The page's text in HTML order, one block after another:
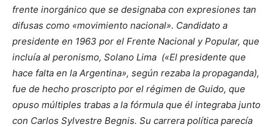
frente inorgánico que se designaba con expresiones tan
difusas como «movimiento nacional». Candidato a
presidente en 1963 por el Frente Nacional y Popular, que
incluía al peronismo, Solano Lima («El presidente que
hace falta en la Argentina», según rezaba la propaganda),
fue de hecho proscripto por el régimen de Guido, que
opuso múltiples trabas a la fórmula que él integraba junto
con Carlos Sylvestre Begnis. Su carrera política parecía